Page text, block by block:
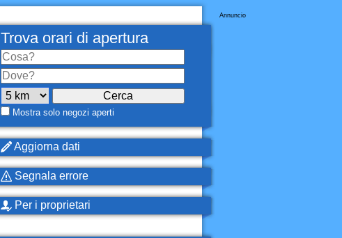
Annuncio
Trova orari di apertura
Mostra solo negozi aperti
Aggiorna dati
Segnala errore
Per i proprietari